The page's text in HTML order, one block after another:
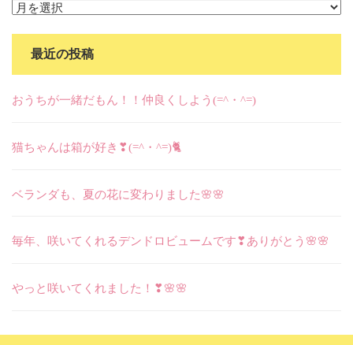
ア
最近の投稿
おうちが一緒だもん！！仲良くしよう(=^・^=)
猫ちゃんは箱が好き❣(=^・^=)🐈
ベランダも、夏の花に変わりました🌸🌸
毎年、咲いてくれるデンドロビュームです❣ありがとう🌸🌸
やっと咲いてくれました！❣🌸🌸